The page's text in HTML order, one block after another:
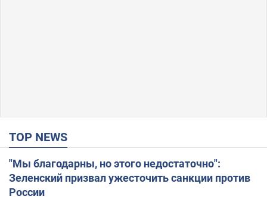
TOP NEWS
"Мы благодарны, но этого недостаточно":
Зеленский призвал ужесточить санкции против
России